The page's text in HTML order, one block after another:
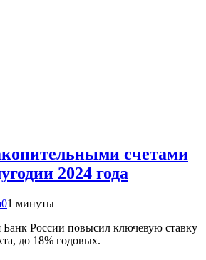
счетами
2024 года
01 минуты
России повысил ключевую ставку
до 18% годовых.